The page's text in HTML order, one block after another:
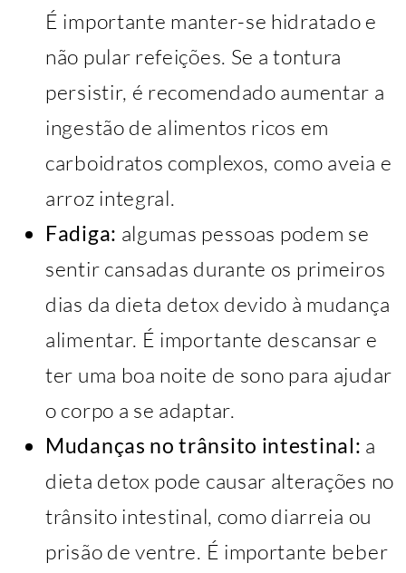
É importante manter-se hidratado e
não pular refeições. Se a tontura
persistir, é recomendado aumentar a
ingestão de alimentos ricos em
carboidratos complexos, como aveia e
arroz integral.
Fadiga: algumas pessoas podem se
sentir cansadas durante os primeiros
dias da dieta detox devido à mudança
alimentar. É importante descansar e
ter uma boa noite de sono para ajudar
o corpo a se adaptar.
Mudanças no trânsito intestinal: a
dieta detox pode causar alterações no
trânsito intestinal, como diarreia ou
prisão de ventre. É importante beber